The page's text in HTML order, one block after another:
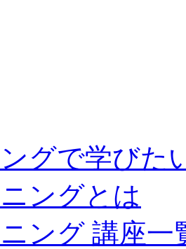
グで学びた
ングとは
ング 講座一